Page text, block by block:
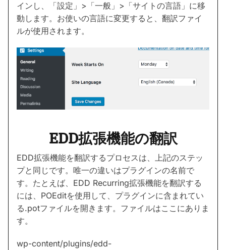
インし、「設定」>「一般」>「サイトの言語」に移
動します。お使いの言語に変更すると、翻訳ファイ
ルが使用されます。
EDD拡張機能の翻訳
EDD拡張機能を翻訳するプロセスは、上記のステッ
プと同じです。唯一の違いはプラグインの名前で
す。たとえば、EDD Recurring拡張機能を翻訳する
には、POEditを使用して、プラグインに含まれてい
る.potファイルを開きます。ファイルはここにありま
す。
wp-content/plugins/edd-